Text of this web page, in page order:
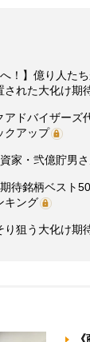
へ！】億り人た
された大化け
アドバイザーズ
クアップ
家・弐億貯男
期待銘柄ベスト
キング
り狙う大化け